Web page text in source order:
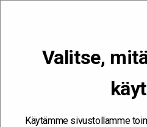
Valitse,
Käytämme sivustollamme
Kehitän ja kehityn #töissäSuomelle
Puntaroiva